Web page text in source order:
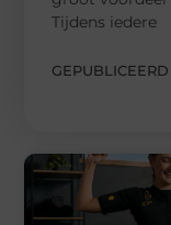
Tijdens iedere